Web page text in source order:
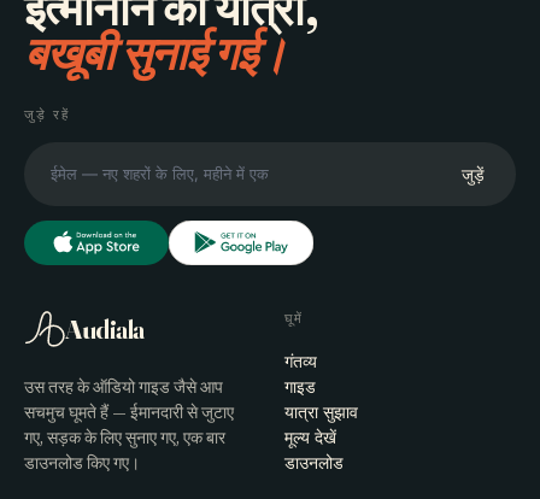
बखूबी सुनाई गई।
जुड़े रहें
जुड़ें
Audiala
उस तरह के ऑडियो गाइड जैसे आप
सचमुच घूमते हैं — ईमानदारी से जुटाए
गए, सड़क के लिए सुनाए गए, एक बार
डाउनलोड किए गए।
घूमें
गंतव्य
गाइड
यात्रा सुझाव
मूल्य देखें
डाउनलोड